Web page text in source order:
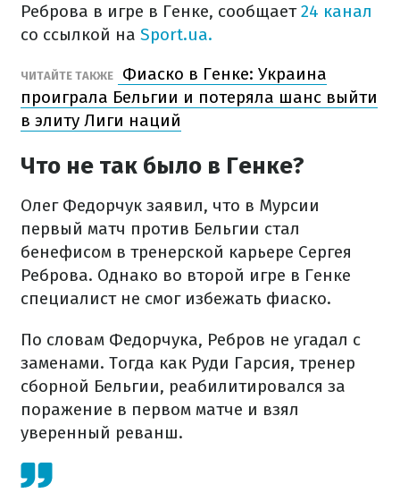
Реброва в игре в Генке, сообщает24 канал
со ссылкой на Sport.ua.
ЧИТАЙТЕ ТАКЖЕ
Фиаско в Генке: Украина
проиграла Бельгии и потеряла шанс выйти
в элиту Лиги наций
Что не так было в Генке?
Олег Федорчук заявил, что в Мурсии
первый матч против Бельгии стал
бенефисом в тренерской карьере Сергея
Реброва. Однако во второй игре в Генке
специалист не смог избежать фиаско.
По словам Федорчука, Ребров не угадал с
заменами. Тогда как Руди Гарсия, тренер
сборной Бельгии, реабилитировался за
поражение в первом матче и взял
уверенный реванш.